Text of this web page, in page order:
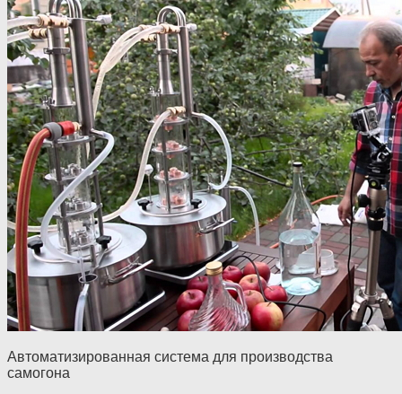
Автоматизированная система для производства
самогона